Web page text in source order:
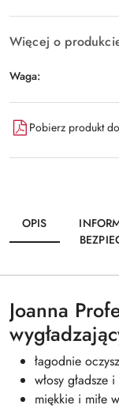
Więcej o
Waga:
Pobierz produkt
OPIS
Joanna
łagodnie
włosy gładsze
miękkie i miłe